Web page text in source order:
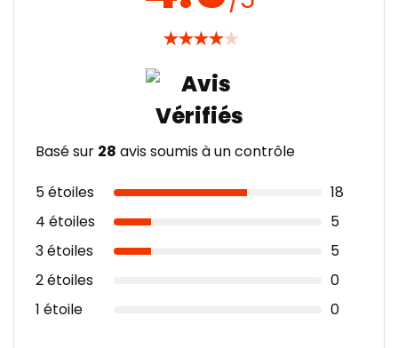
★★★★★
Basé sur 28 avis soumis à un contrôle
5 étoiles
18
4 étoiles
5
3 étoiles
5
2 étoiles
0
1 étoile
0